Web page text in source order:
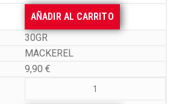
AÑADIR AL CARRITO
30GR
MACKEREL
9,90 €